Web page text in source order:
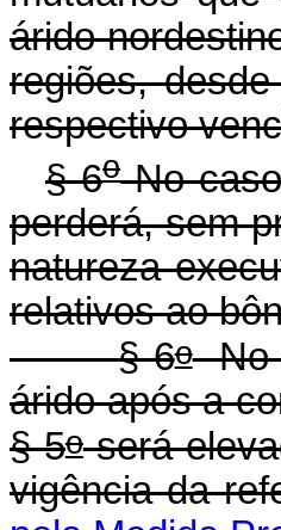
árido
regiões,
respectivo
§ 6oNo
perderá, sem
natureza
relativos ao
§ 6oNo
árido após a
§ 5oserá
vigência da